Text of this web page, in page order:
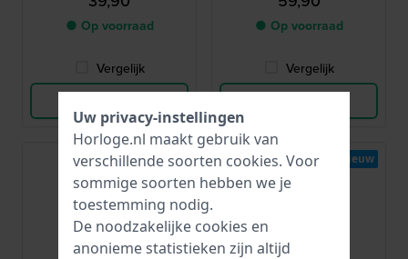
● Op voorraad
Vergelijk
● Op voorraad
Vergelijk
Bestseller Nieuw
Uw privacy-instellingen
Horloge.nl maakt gebruik van
verschillende soorten cookies. Voor
sommige soorten hebben we je
toestemming nodig.
De noodzakelijke cookies en
anonieme statistieken zijn altijd